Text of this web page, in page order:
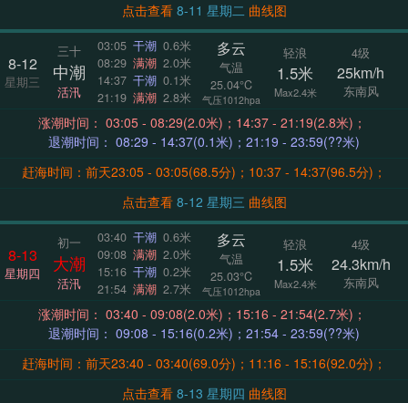
点击查看
8-11 星期二 曲线图
8-12
星期三
三十
中潮
活汛
03:05 干潮 0.6米
08:29 满潮 2.0米
14:37 干潮 0.1米
21:19 满潮 2.8米
多云
气温
25.04°C
气压1012hpa
轻浪
1.5米
Max2.4米
4级
25km/h
东南风
涨潮时间： 03:05 - 08:29(2.0米)；14:37 - 21:19(2.8米)；
退潮时间： 08:29 - 14:37(0.1米)；21:19 - 23:59(??米)
赶海时间：前天23:05 - 03:05(68.5分)；10:37 - 14:37(96.5分)；
点击查看
8-12 星期三 曲线图
8-13
星期四
初一
大潮
活汛
03:40 干潮 0.6米
09:08 满潮 2.0米
15:16 干潮 0.2米
21:54 满潮 2.7米
多云
气温
25.03°C
气压1012hpa
轻浪
1.5米
Max2.4米
4级
24.3km/h
东南风
涨潮时间： 03:40 - 09:08(2.0米)；15:16 - 21:54(2.7米)；
退潮时间： 09:08 - 15:16(0.2米)；21:54 - 23:59(??米)
赶海时间：前天23:40 - 03:40(69.0分)；11:16 - 15:16(92.0分)；
点击查看
8-13 星期四 曲线图